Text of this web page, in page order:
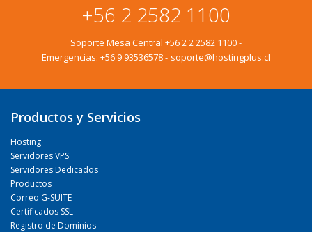
+56 2 2582 1100
Soporte Mesa Central +56 2 2 2582 1100-
Emergencias: +56 9 93536578- soporte@hostingplus.cl
Productos y Servicios
Hosting
Servidores VPS
Servidores Dedicados
Productos
Correo G-SUITE
Certificados SSL
Registro de Dominios